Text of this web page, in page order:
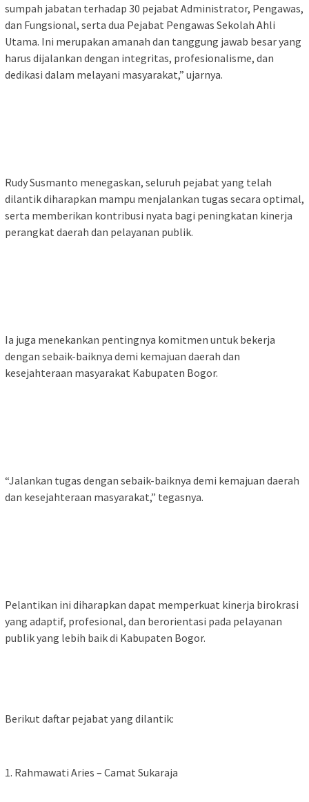
sumpah jabatan terhadap 30 pejabat Administrator, Pengawas,
dan Fungsional, serta dua Pejabat Pengawas Sekolah Ahli
Utama. Ini merupakan amanah dan tanggung jawab besar yang
harus dijalankan dengan integritas, profesionalisme, dan
dedikasi dalam melayani masyarakat,” ujarnya.
‎Rudy Susmanto menegaskan, seluruh pejabat yang telah
dilantik diharapkan mampu menjalankan tugas secara optimal,
serta memberikan kontribusi nyata bagi peningkatan kinerja
perangkat daerah dan pelayanan publik.
‎Ia juga menekankan pentingnya komitmen untuk bekerja
dengan sebaik-baiknya demi kemajuan daerah dan
kesejahteraan masyarakat Kabupaten Bogor.
‎“Jalankan tugas dengan sebaik-baiknya demi kemajuan daerah
dan kesejahteraan masyarakat,” tegasnya.
‎Pelantikan ini diharapkan dapat memperkuat kinerja birokrasi
yang adaptif, profesional, dan berorientasi pada pelayanan
publik yang lebih baik di Kabupaten Bogor.
‎Berikut daftar pejabat yang dilantik:
‎1. Rahmawati Aries – Camat Sukaraja